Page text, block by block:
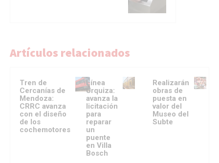
Artículos relacionados
Tren de
Cercanías de
Mendoza:
CRRC avanza
con el diseño
de los
cochemotores
Línea
Urquiza:
avanza la
licitación
para
reparar
un
puente
en Villa
Bosch
Realizarán
obras de
puesta en
valor del
Museo del
Subte